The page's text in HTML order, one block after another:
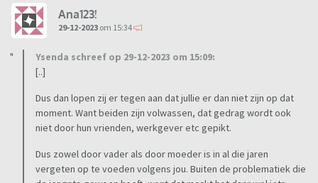
Ana123!
29-12-2023 om 15:34
Ysenda schreef op 29-12-2023 om 15:09:
[..]
Dus dan lopen zij er tegen aan dat jullie er dan niet zijn op dat
moment. Want beiden zijn volwassen, dat gedrag wordt ook
niet door hun vrienden, werkgever etc gepikt.
Dus zowel door vader als door moeder is in al die jaren
vergeten op te voeden volgens jou. Buiten de problematiek die